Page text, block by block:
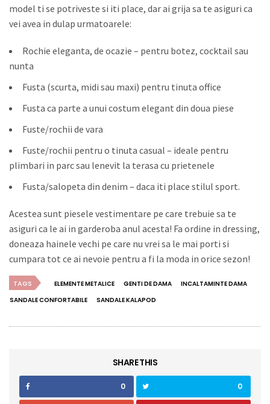
model ti se potriveste si iti place, dar ai grija sa te asiguri ca
vei avea in dulap urmatoarele:
Rochie eleganta, de ocazie – pentru botez, cocktail sau
nunta
Fusta (scurta, midi sau maxi) pentru tinuta office
Fusta ca parte a unui costum elegant din doua piese
Fuste/rochii de vara
Fuste/rochii pentru o tinuta casual – ideale pentru
plimbari in parc sau lenevit la terasa cu prietenele
Fusta/salopeta din denim – daca iti place stilul sport.
Acestea sunt piesele vestimentare pe care trebuie sa te
asiguri ca le ai in garderoba anul acesta! Fa ordine in dressing,
doneaza hainele vechi pe care nu vrei sa le mai porti si
cumpara tot ce ai nevoie pentru a fi la moda in orice sezon!
TAGS ELEMENTE METALICE GENTI DE DAMA
INCALTAMINTE DAMA
SANDALE CONFORTABILE
SANDALE KALAPOD
SHARE THIS
0 0